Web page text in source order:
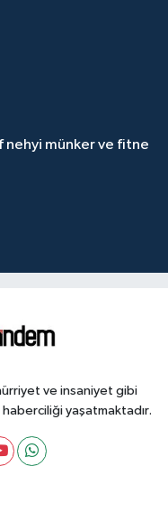
nehyi münker ve fitne
ve insaniyet gibi
yaşatmaktadır.